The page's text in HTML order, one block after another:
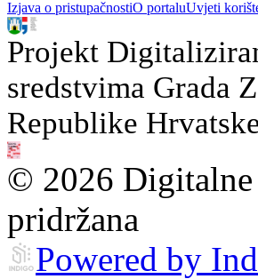
Izjava o pristupačnostiO portaluUvjeti
Projekt
sredstvima Grada
Republike
© 2026 Digitalne
pridržana
Powered by